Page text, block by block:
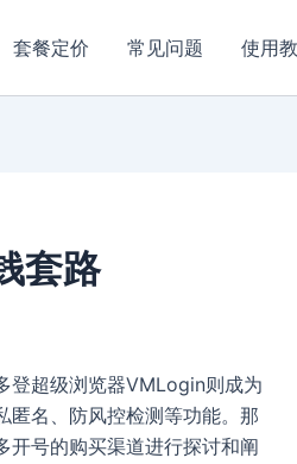
套餐定价 常见问题 使用
套路
登超级浏览器VMLogin则成为
匿名、防风控检测等功能。那
开号的购买渠道进行探讨和阐